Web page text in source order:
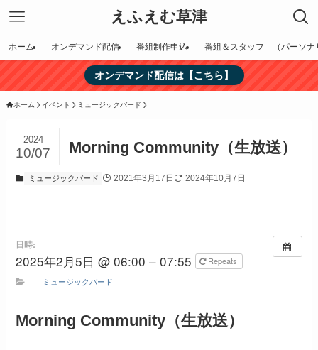
えふえむ草津
ホーム オンデマンド配信 番組制作申込 番組＆スタッフ （パーソナ
オンデマンド配信は【こちら】
ホーム イベント ミュージックバード
Morning Community（生放送）
2024
10/07
ミュージックバード 2021年3月17日 2024年10月7日
日時:
2025年2月5日 @ 06:00 – 07:55
Repeats
ミュージックバード
Morning Community（生放送）